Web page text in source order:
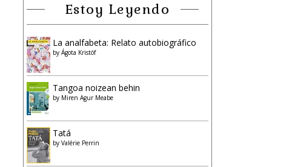
Estoy Leyendo
La analfabeta: Relato autobiográfico
by Ágota Kristóf
Tangoa noizean behin
by Miren Agur Meabe
Tatá
by Valérie Perrin